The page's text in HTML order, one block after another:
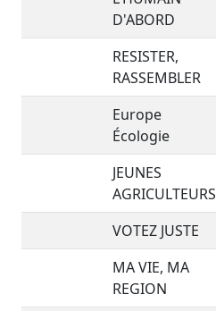
D'ABORD
RESISTER,
RASSEMBLER
Europe
Écologie
JEUNES
AGRICULTEURS
VOTEZ JUSTE
MA VIE, MA
REGION